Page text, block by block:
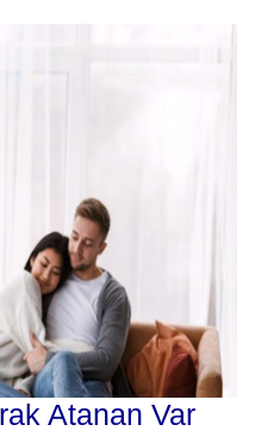
Atanan Var